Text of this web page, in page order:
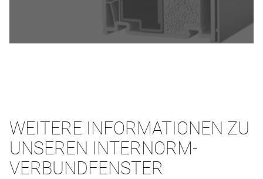
WEITERE INFORMATIONEN ZU
UNSEREN INTERNORM-
VERBUNDFENSTER